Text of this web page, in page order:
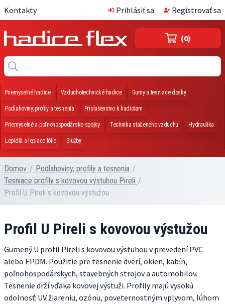
Kontakty Prihlásiť sa Registrovať sa
(0)
Priemyselné hadice Vzduchotechnické hadice Gumy a tesniace dosky
Podlahoviny, profily a tesnenia Príslušenstvo k hadiciam
Priemyselné a poľnohospodárske spojky Technika stačeného vzduchu Hydraulika
Lepidlá a lepiace fólie Služby
Domov / Podlahoviny, profily a tesnenia /
Tesniace profily s kovovou výstuhou Pireli /
Profil U Pireli s kovovou výstužou
Profil U Pireli s kovovou výstužou
Gumený U profil Pireli s kovovou výstuhou v prevedení PVC
alebo EPDM. Použitie pre tesnenie dverí, okien, kabín,
poľnohospodárskych, stavebných strojov a automobilov.
Tesnenie drží vďaka kovovej výstuži. Profily majú vysokú
odolnosť: UV žiareniu, ozónu, poveternostným vplyvom, lúhom